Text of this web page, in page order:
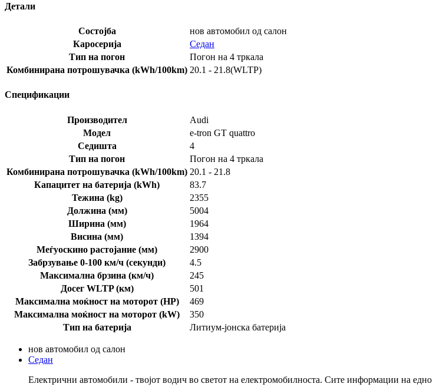
Детали
Состојба
нов автомобил од салон
Каросерија
Седан
Тип на погон
Погон на 4 тркала
Комбинирана потрошувачка (kWh/100km) 20.1 - 21.8(WLTP)
Спецификации
Производител
Audi
Модел
e-tron GT quattro
Седишта
4
Тип на погон
Погон на 4 тркала
Комбинирана потрошувачка (kWh/100km) 20.1 - 21.8
Капацитет на батерија (kWh)
83.7
Тежина (kg)
2355
Должина (мм)
5004
Ширина (мм)
1964
Висина (мм)
1394
Меѓуоскино растојание (мм)
2900
Забрзување 0-100 км/ч (секунди)
4.5
Максимална брзина (км/ч)
245
Досег WLTP (км)
501
Максимална моќност на моторот (HP)
469
Максимална моќност на моторот (kW)
350
Тип на батерија
Литиум-јонска батерија
нов автомобил од салон
Седан
Електрични автомобили - твојот водич во светот на електромобилноста. Сите информации на